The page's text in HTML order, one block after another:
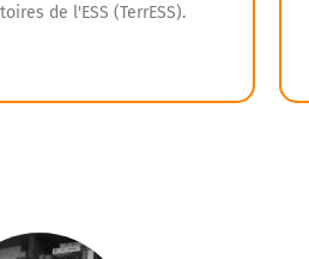
de l'ESS (TerrESS).